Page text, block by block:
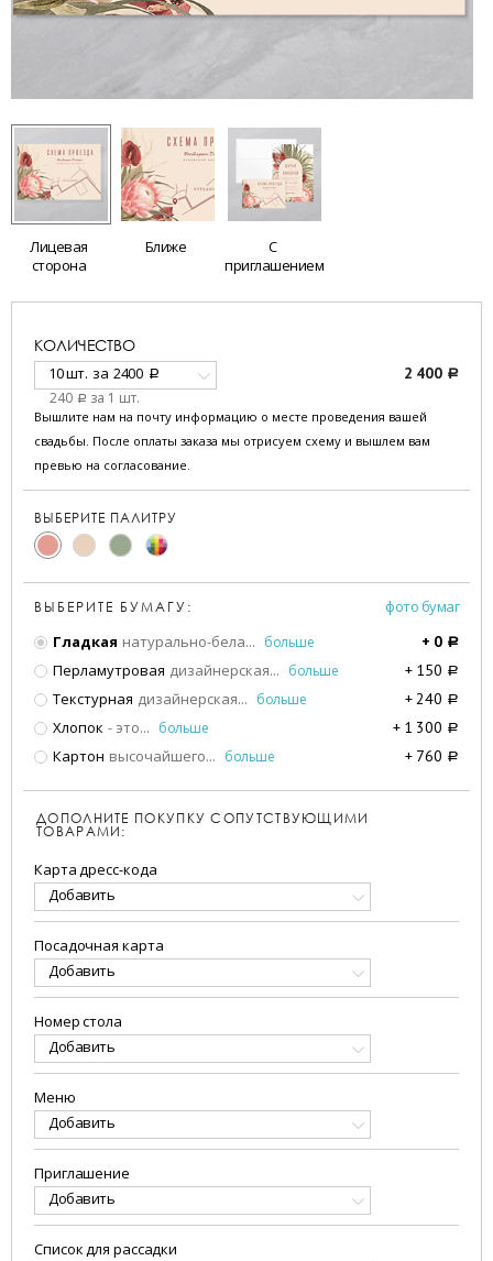
Лицевая
сторона
Ближе
С
приглашением
КОЛИЧЕСТВО
10 шт. за 2400 a
240 a за 1 шт.
2 400 a
Вышлите нам на почту информацию о месте проведения вашей
свадьбы. После оплаты заказа мы отрисуем схему и вышлем вам
превью на согласование.
ВЫБЕРИТЕ ПАЛИТРУ
ВЫБЕРИТЕ БУМАГУ:
фото бумаг
Гладкая натурально-бела... больше + 0 a
Перламутровая дизайнерская... больше + 150 a
Текстурная дизайнерская... больше + 240 a
Хлопок - это... больше + 1 300 a
Картон высочайшего... больше + 760 a
ДОПОЛНИТЕ ПОКУПКУ СОПУТСТВУЮЩИМИ
ТОВАРАМИ:
Карта дресс-кода
Добавить
Посадочная карта
Добавить
Номер стола
Добавить
Меню
Добавить
Приглашение
Добавить
Список для рассадки